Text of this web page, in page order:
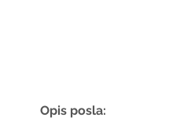
Opis posla: